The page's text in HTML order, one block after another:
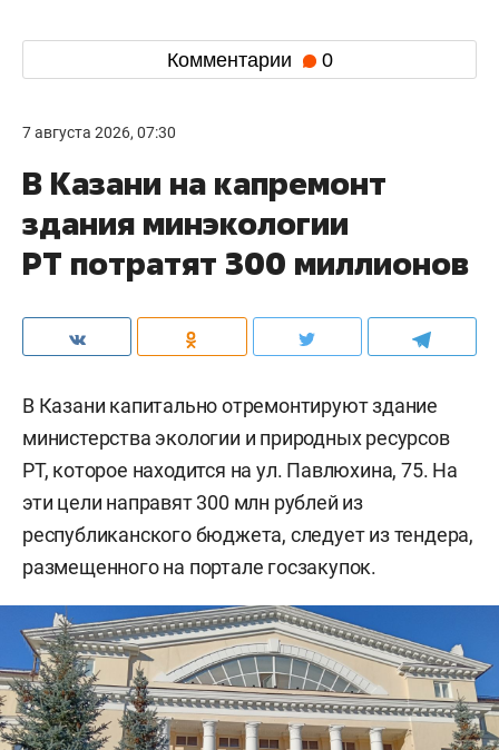
Комментарии 0
7 августа 2026, 07:30
В Казани на капремонт
здания минэкологии
РТ потратят 300 миллионов
В Казани капитально отремонтируют здание
министерства экологии и природных ресурсов
РТ, которое находится на ул. Павлюхина, 75. На
эти цели направят 300 млн рублей из
республиканского бюджета, следует из тендера,
размещенного на портале госзакупок.